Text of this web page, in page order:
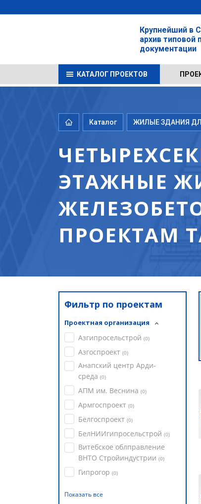
Крупнейший в
архив типовой
документации
КАТАЛОГ ПРОЕКТОВ
Каталог ЖИЛЫЕ ЗДАНИЯ
ЭТАЖНЫЕ
ПРОЕКТАМ
Фильтр по проектам
Проектная организация
Азгипросельстрой (0)
Азгоспроект (0)
Анапский центр Арди-
среда (0)
АПМ им. Веснина (0)
Армгоспроект (0)
Белгоспроект (0)
БелНИИгипросельстрой (0)
Витебское облправление
ВНТО Стройиндустрии (0)
Гипрогор (0)
Показать все